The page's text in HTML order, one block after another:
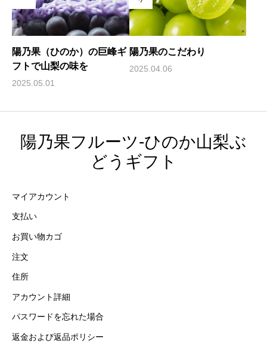
陽乃果（ひのか）の巨峰ギ
フトで山梨の味を
2025.05.01
陽乃果のこだわり
2025.04.06
陽乃果フルーツ-ひのか山梨ぶ
どうギフト
マイアカウント
支払い
お買い物カゴ
注文
住所
アカウント詳細
パスワードを忘れた場合
返金および返品ポリシー